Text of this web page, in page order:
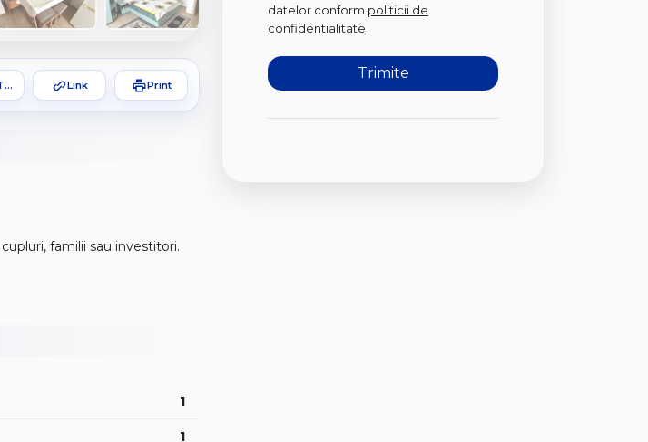
Link Print
| Alba Iulia | Cetate | Ideal pentru cupluri, familii sau investitori.
situata in Alba Iulia, Cartierul
compus din:
1
1
datelor conform politicii de
confidentialitate